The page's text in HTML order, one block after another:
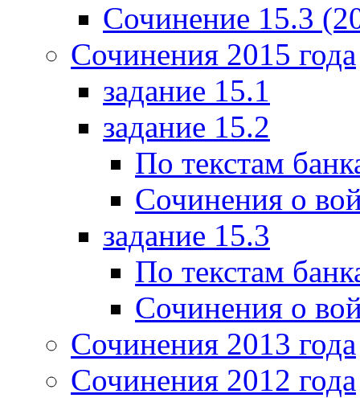
Сочинение 15.3
Сочинения 2015 года
задание 15.1
задание 15.2
По текстам
Сочинения о
задание 15.3
По текстам
Сочинения о
Сочинения 2013 года
Сочинения 2012 года